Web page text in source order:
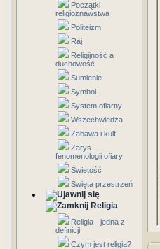
Początki
religioznawstwa
Politeizm
Raj
Religijność a
duchowość
Sumienie
Symbol
System ofiarny
Wszechwiedza
Zabawa i kult
Zarys
fenomenologii ofiary
Świetość
Święta przestrzeń
Religia
Religia - jedna z
definicji
Czym jest religia?